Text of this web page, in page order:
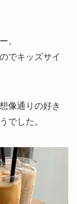
。
でキッズサイ
像通りの好き
でした。